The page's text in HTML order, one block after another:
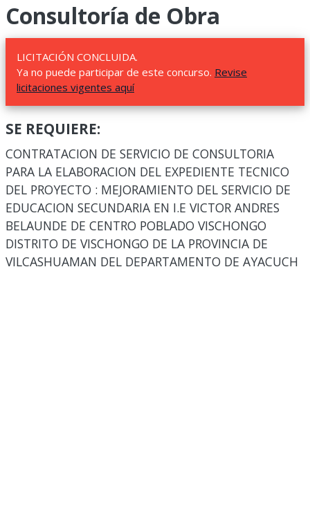
Consultoría de Obra
LICITACIÓN CONCLUIDA.
Ya no puede participar de este concurso. Revise
licitaciones vigentes aquí
SE REQUIERE:
CONTRATACION DE SERVICIO DE CONSULTORIA
PARA LA ELABORACION DEL EXPEDIENTE TECNICO
DEL PROYECTO : MEJORAMIENTO DEL SERVICIO DE
EDUCACION SECUNDARIA EN I.E VICTOR ANDRES
BELAUNDE DE CENTRO POBLADO VISCHONGO
DISTRITO DE VISCHONGO DE LA PROVINCIA DE
VILCASHUAMAN DEL DEPARTAMENTO DE AYACUCH